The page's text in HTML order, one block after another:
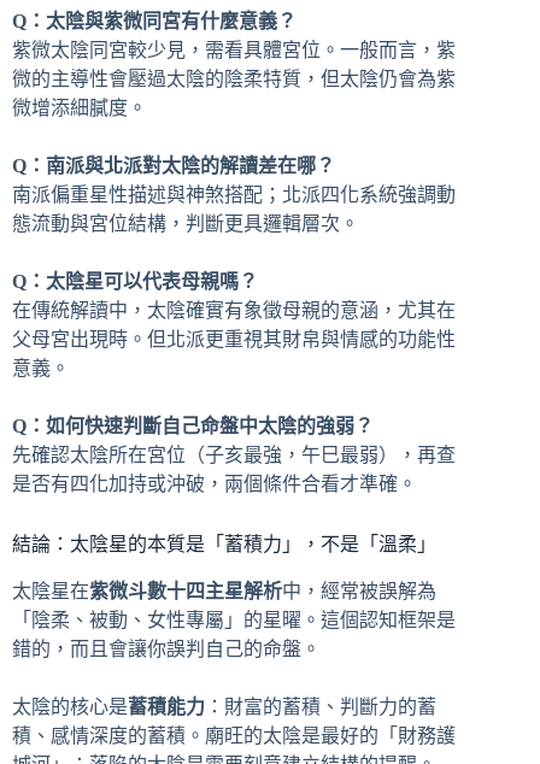
Q：太陰與紫微同宮有什麼意義？
紫微太陰同宮較少見，需看具體宮位。一般而言，紫
微的主導性會壓過太陰的陰柔特質，但太陰仍會為紫
微增添細膩度。
Q：南派與北派對太陰的解讀差在哪？
南派偏重星性描述與神煞搭配；北派四化系統強調動
態流動與宮位結構，判斷更具邏輯層次。
Q：太陰星可以代表母親嗎？
在傳統解讀中，太陰確實有象徵母親的意涵，尤其在
父母宮出現時。但北派更重視其財帛與情感的功能性
意義。
Q：如何快速判斷自己命盤中太陰的強弱？
先確認太陰所在宮位（子亥最強，午巳最弱），再查
是否有四化加持或沖破，兩個條件合看才準確。
結論：太陰星的本質是「蓄積力」，不是「溫柔」
太陰星在紫微斗數十四主星解析中，經常被誤解為
「陰柔、被動、女性專屬」的星曜。這個認知框架是
錯的，而且會讓你誤判自己的命盤。
太陰的核心是蓄積能力 ：財富的蓄積、判斷力的蓄
積、感情深度的蓄積。廟旺的太陰是最好的「財務護